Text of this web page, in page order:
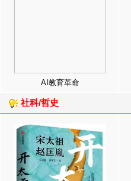
AI教育革命
社科/哲史